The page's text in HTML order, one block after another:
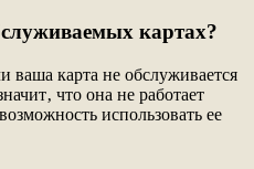
картах?
ваша карта не обслуживается
что она не работает
использовать ее